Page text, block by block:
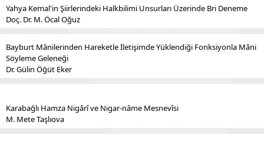
Yahya Kemal'in Şiirlerindeki Halkbilimi Unsurları Üzerinde Bri Deneme
Doç. Dr. M. Öcal Oğuz
Bayburt Mânilerinden Hareketle İletişimde Yüklendiği Fonksiyonla Mâni
Söyleme Geleneği
Dr. Gülin Öğüt Eker
Karabağlı Hamza Nigârî ve Nigar-nâme Mesnevîsi
M. Mete Taşlıova